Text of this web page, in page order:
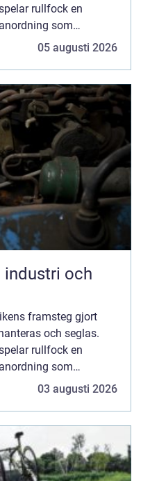
rullfock en
som
in ...05 augusti 2026
industri och
framsteg gjort
och seglas.
rullfock en
som
in ...03 augusti 2026